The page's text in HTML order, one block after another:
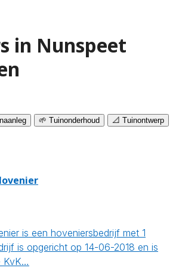
in Nunspeet
🌱 Tuinonderhoud 📐 Tuinontwerp
is een hoveniersbedrijf met 1
is opgericht op 14-06-2018 en is
KvK…